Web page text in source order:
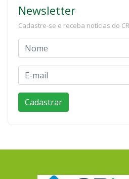
Newsletter
Cadastre-se e receba notícias do